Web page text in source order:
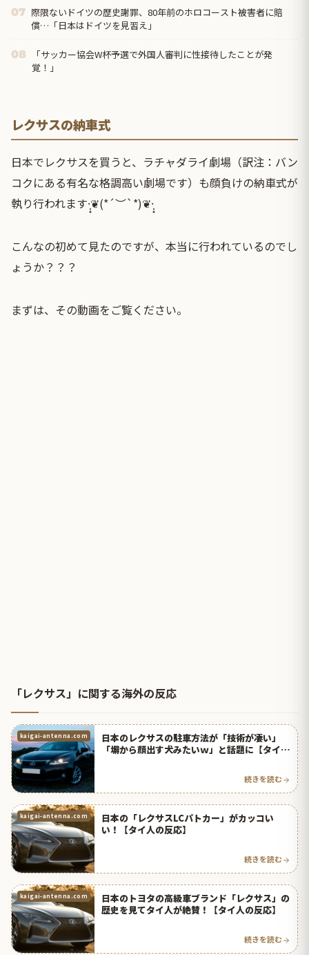
07 際限ないドイツの歴史謝罪、80年前のホロコースト被害者に賠
償…「日本はドイツを見習え」
08
「サッカー協会W杯予選で外国人審判に性接待したことが発
覚！」
レクサスの納車式
日本でレクサスを買うと、ラチャダライ劇場（訳注：バン
コクにある有名な格調高い劇場です）も顔負けの納車式が
執り行われます·̩͙❦(*´︶`*)❦·̩͙
こんなの初めて見たのですが、本当に行われているのでし
ょうか？？？
まずは、その動画をご覧ください。
「レクサス」に関する海外の反応
kaigai-antenna.com
日本のレクサスの駐車方法が「技術が凄い」
「塀から顔出す犬みたいｗ」と話題に【タイ人
続きを読む
kaigai-antenna.com
日本の「レクサスLCパトカー」がカッコい
い！【タイ人の反応】
続きを読む
kaigai-antenna.com
日本のトヨタの高級車ブランド「レクサス」の
歴史を見てタイ人が絶賛！【タイ人の反応】
続きを読む